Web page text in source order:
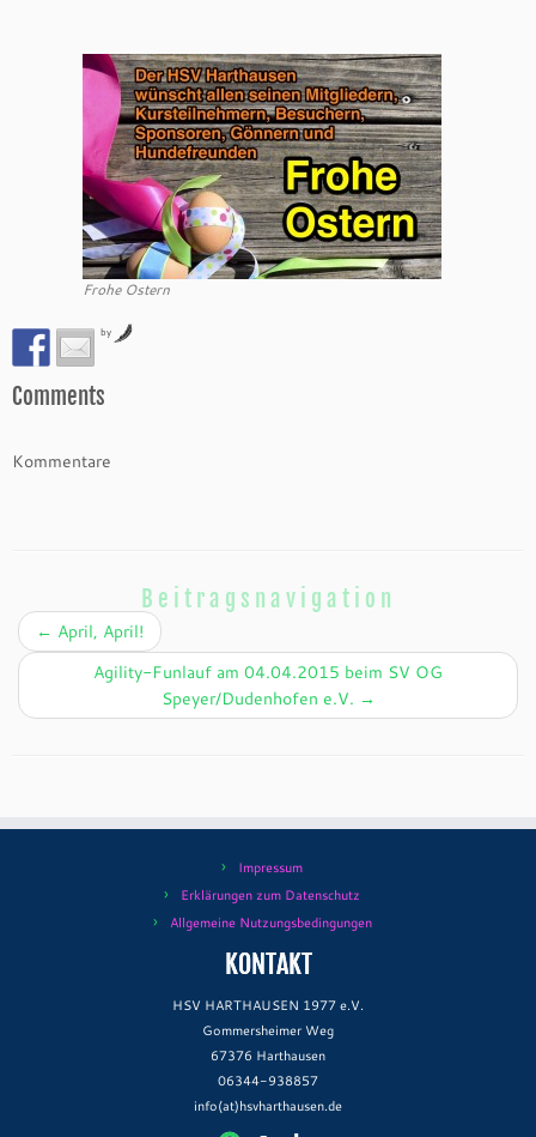
Frohe Ostern
by
Comments
Kommentare
Beitragsnavigation
← April, April!
Agility-Funlauf am 04.04.2015 beim SV OG
Speyer/Dudenhofen e.V. →
Impressum
Erklärungen zum Datenschutz
Allgemeine Nutzungsbedingungen
KONTAKT
HSV HARTHAUSEN 1977 e.V.
Gommersheimer Weg
67376 Harthausen
06344-938857
info(at)hsvharthausen.de